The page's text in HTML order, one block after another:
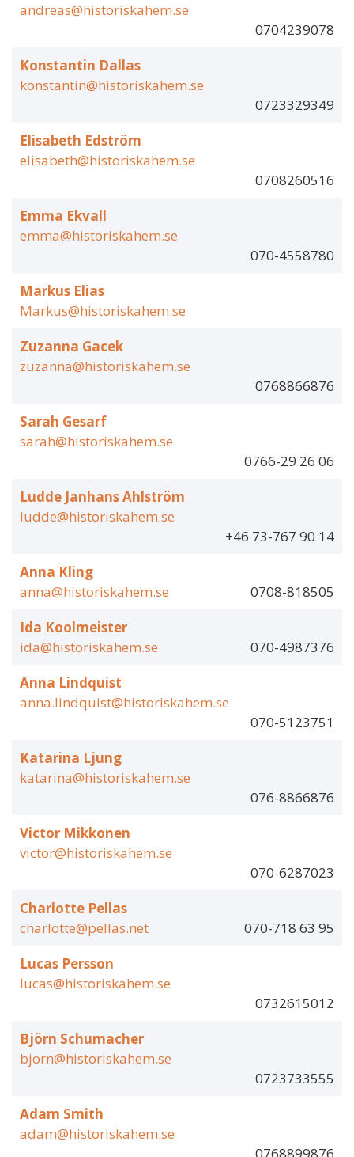
andreas@historiskahem.se
0704239078
Konstantin Dallas
konstantin@historiskahem.se
0723329349
Elisabeth Edström
elisabeth@historiskahem.se
0708260516
Emma Ekvall
emma@historiskahem.se
070-4558780
Markus Elias
Markus@historiskahem.se
Zuzanna Gacek
zuzanna@historiskahem.se
0768866876
Sarah Gesarf
sarah@historiskahem.se
0766-29 26 06
Ludde Janhans Ahlström
ludde@historiskahem.se
+46 73-767 90 14
Anna Kling
anna@historiskahem.se
0708-818505
Ida Koolmeister
ida@historiskahem.se
070-4987376
Anna Lindquist
anna.lindquist@historiskahem.se
070-5123751
Katarina Ljung
katarina@historiskahem.se
076-8866876
Victor Mikkonen
victor@historiskahem.se
070-6287023
Charlotte Pellas
charlotte@pellas.net
070-718 63 95
Lucas Persson
lucas@historiskahem.se
0732615012
Björn Schumacher
bjorn@historiskahem.se
0723733555
Adam Smith
adam@historiskahem.se